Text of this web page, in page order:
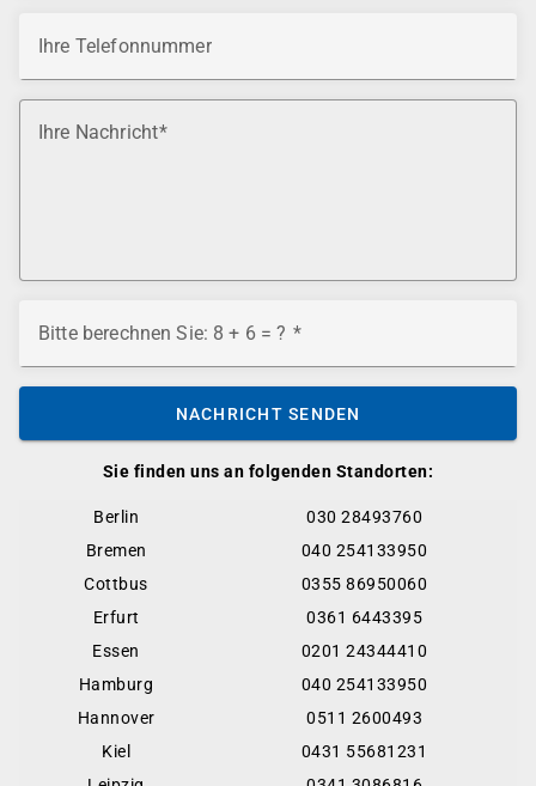
Sie finden uns an folgenden Standorten:
Berlin
030 28493760
Bremen
040 254133950
Cottbus
0355 86950060
Erfurt
0361 6443395
Essen
0201 24344410
Hamburg
040 254133950
Hannover
0511 2600493
Kiel
0431 55681231
Ihre Telefonnummer
Ihre Nachricht
Bitte berechnen Sie: 8 + 6 = ?
NACHRICHT SENDEN